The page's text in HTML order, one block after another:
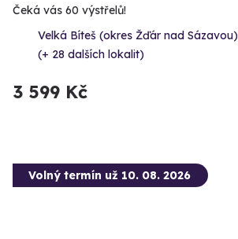
Čeká vás 60 výstřelů!
Velká Bíteš (okres Žďár nad Sázavou)
(+ 28 dalších lokalit)
3 599 Kč
Volný termín už 10. 08. 2026